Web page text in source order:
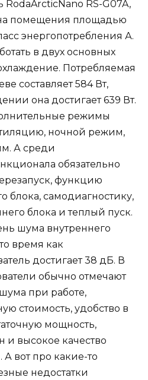
RS-G07A,
на помещения площадью
энергопотребления А.
в двух основных
Потребляемая
составляет 584 Вт,
она достигает 639 Вт.
режимы
ночной режим,
А среди
обязательно
функцию
блока, самодиагностику,
блока и теплый пуск.
шума внутреннего
время как
достигает 38 дБ. В
обычно отмечают
при работе,
стоимость, удобство в
мощность,
высокое качество
вот про какие-то
недостатки